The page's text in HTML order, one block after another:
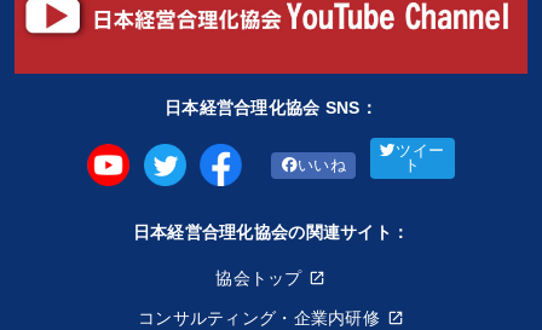
日本経営合理化協会 SNS：
いいね
ツイー
ト
日本経営合理化協会の関連サイト：
協会トップ
コンサルティング・企業内研修